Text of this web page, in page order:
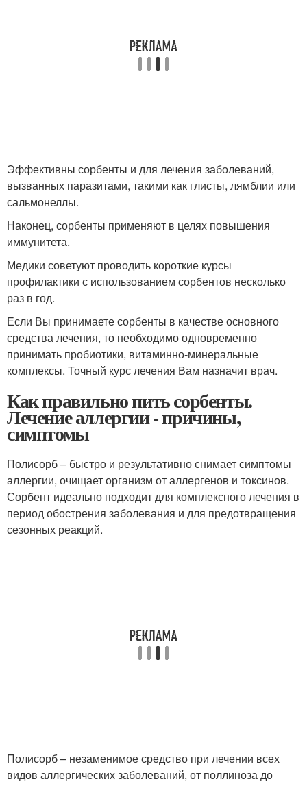
Эффективны сорбенты и для лечения заболеваний,
вызванных паразитами, такими как глисты, лямблии или
сальмонеллы.
Наконец, сорбенты применяют в целях повышения
иммунитета.
Медики советуют проводить короткие курсы
профилактики с использованием сорбентов несколько
раз в год.
Если Вы принимаете сорбенты в качестве основного
средства лечения, то необходимо одновременно
принимать пробиотики, витаминно-минеральные
комплексы. Точный курс лечения Вам назначит врач.
Как правильно пить сорбенты.
Лечение аллергии - причины,
симптомы
Полисорб – быстро и результативно снимает симптомы
аллергии, очищает организм от аллергенов и токсинов.
Сорбент идеально подходит для комплексного лечения в
период обострения заболевания и для предотвращения
сезонных реакций.
Полисорб – незаменимое средство при лечении всех
видов аллергических заболеваний, от поллиноза до